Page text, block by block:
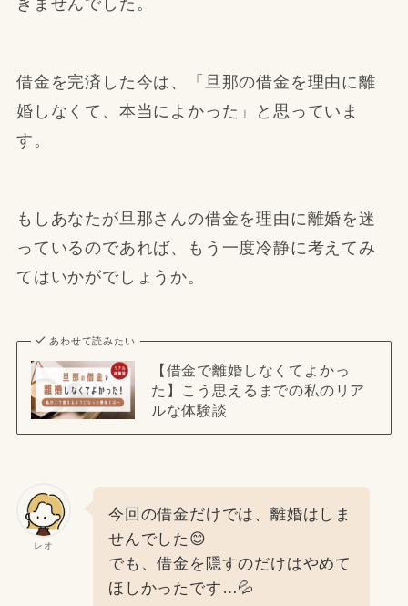
きませんでした。
借金を完済した今は、「旦那の借金を理由に離
婚しなくて、本当によかった」と思っていま
す。
もしあなたが旦那さんの借金を理由に離婚を迷
っているのであれば、もう一度冷静に考えてみ
てはいかがでしょうか。
あわせて読みたい
【借金で離婚しなくてよかっ
た】こう思えるまでの私のリア
ルな体験談
レオ
今回の借金だけでは、離婚はしま
せんでした😊
でも、借金を隠すのだけはやめて
ほしかったです…💦